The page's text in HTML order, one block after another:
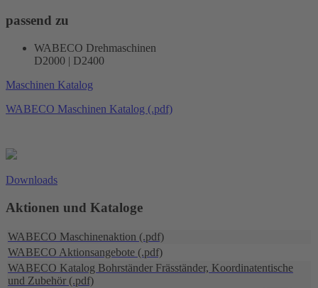
passend zu
WABECO Drehmaschinen
D2000 | D2400
Maschinen Katalog
WABECO Maschinen Katalog (.pdf)
Downloads
Aktionen und Kataloge
WABECO Maschinenaktion (.pdf)
WABECO Aktionsangebote (.pdf)
WABECO Katalog Bohrständer Fräsständer, Koordinatentische
und Zubehör (.pdf)